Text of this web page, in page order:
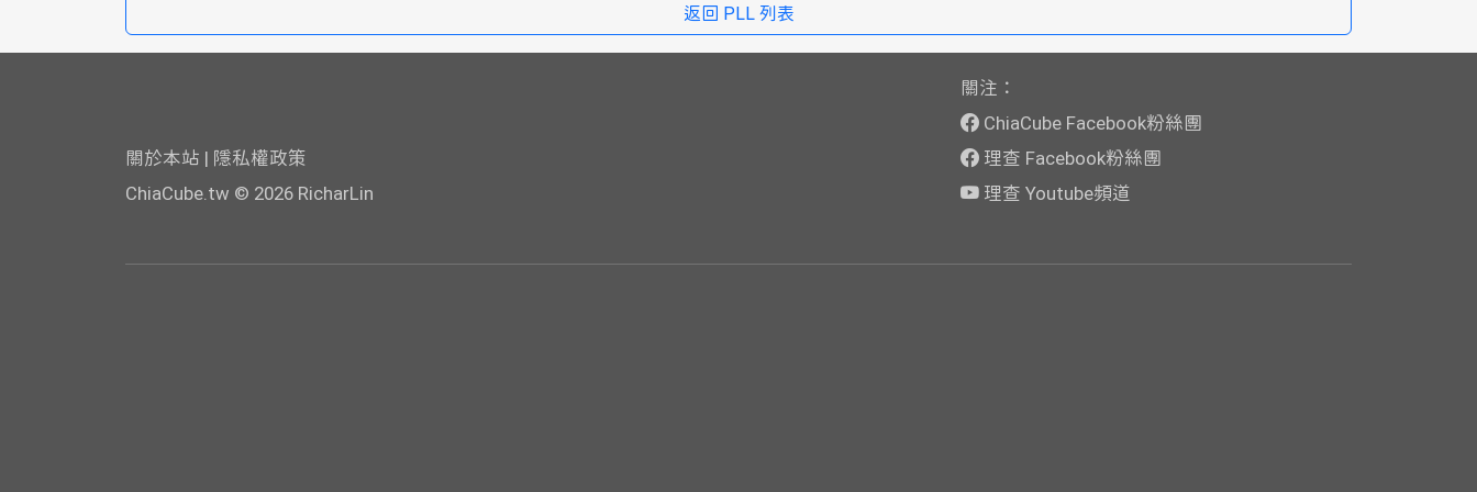
返回 PLL 列表
關於本站 | 隱私權政策
ChiaCube.tw © 2026 RicharLin
關注：
ChiaCube Facebook粉絲團
理查 Facebook粉絲團
理查 Youtube頻道